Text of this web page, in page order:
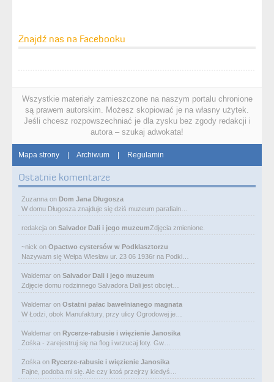
Znajdź nas na Facebooku
Wszystkie materiały zamieszczone na naszym portalu chronione
są prawem autorskim. Możesz skopiować je na własny użytek.
Jeśli chcesz rozpowszechniać je dla zysku bez zgody redakcji i
autora – szukaj adwokata!
Mapa strony | Archiwum | Regulamin
Ostatnie komentarze
Zuzanna on Dom Jana Długosza
W domu Długosza znajduje się dziś muzeum parafialn…
redakcja on Salvador Dali i jego muzeumZdjęcia zmienione.
~nick on Opactwo cystersów w Podklasztorzu
Nazywam się Wełpa Wiesław ur. 23 06 1936r na Podkl…
Waldemar on Salvador Dali i jego muzeum
Zdjęcie domu rodzinnego Salvadora Dali jest obcięt…
Waldemar on Ostatni pałac bawełnianego magnata
W Łodzi, obok Manufaktury, przy ulicy Ogrodowej je…
Waldemar on Rycerze-rabusie i więzienie Janosika
Zośka - zarejestruj się na flog i wrzucaj foty. Gw…
Zośka on Rycerze-rabusie i więzienie Janosika
Fajne, podoba mi się. Ale czy ktoś przejrzy kiedyś…